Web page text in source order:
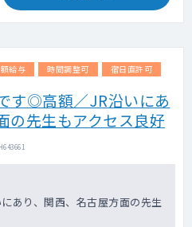
給与 時間調整可 宿日直許可
す◎高額／JR沿いにあ
の先生もアクセス良好
あり、関西、名古屋方面の先生